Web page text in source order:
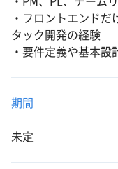
・フロントエンドだ
タック開発の経験
・要件定義や基本設
期間
未定